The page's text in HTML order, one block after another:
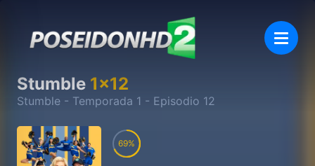
Stumble 1x12
Stumble - Temporada 1 - Episodio 12
69